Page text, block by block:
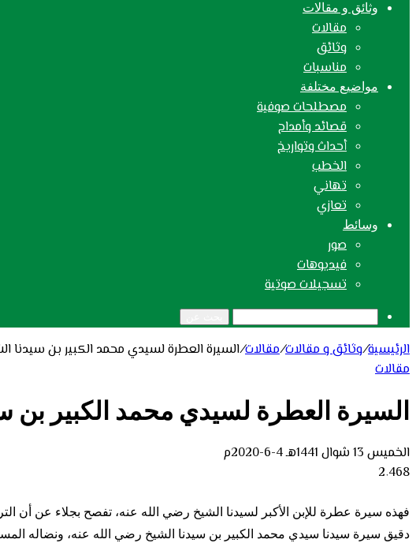
وثائق و مقالات
مقالات
وثائق
مناسبات
مواضيع مختلفة
مصطلحات صوفية
قصائد وأمداح
أحداث وتواريخ
الخطب
تهاني
تعازي
وسائط
صور
فيديوهات
تسجيلات صوتية
الرئيسية/وثائق و مقالات/مقالات/السيرة العطرة لسيدي محمد الكبير بن سيدنا
مقالات
السيرة العطرة لسيدي محمد الكبير بن
الخميس 13 شوال 1441هـ 4-6-2020م
2٬468
فهذه سيرة عطرة للإبن الأكبر لسيدنا الشيخ رضي الله عنه، تفصح بجلاء عن أن
دقيق سيرة سيدنا سيدي محمد الكبير بن سيدنا الشيخ رضي الله عنه، ونضاله